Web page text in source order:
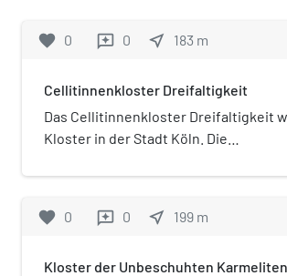
favorite 0 reviews 0 near_me 183 m
Cellitinnenkloster Dreifaltigkeit
Das Cellitinnenkloster Dreifaltigkeit
Kloster in der Stadt Köln. Die
gehörten zur Ordensfamilie der
favorite 0 reviews 0 near_me 199 m
Kloster der Unbeschuhten